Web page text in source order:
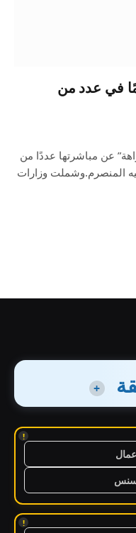
توقيف 149 متهمًا في عدد من
عن مباشرتها عددًا من
المنصرم.وشملت وزارات
+
!
!